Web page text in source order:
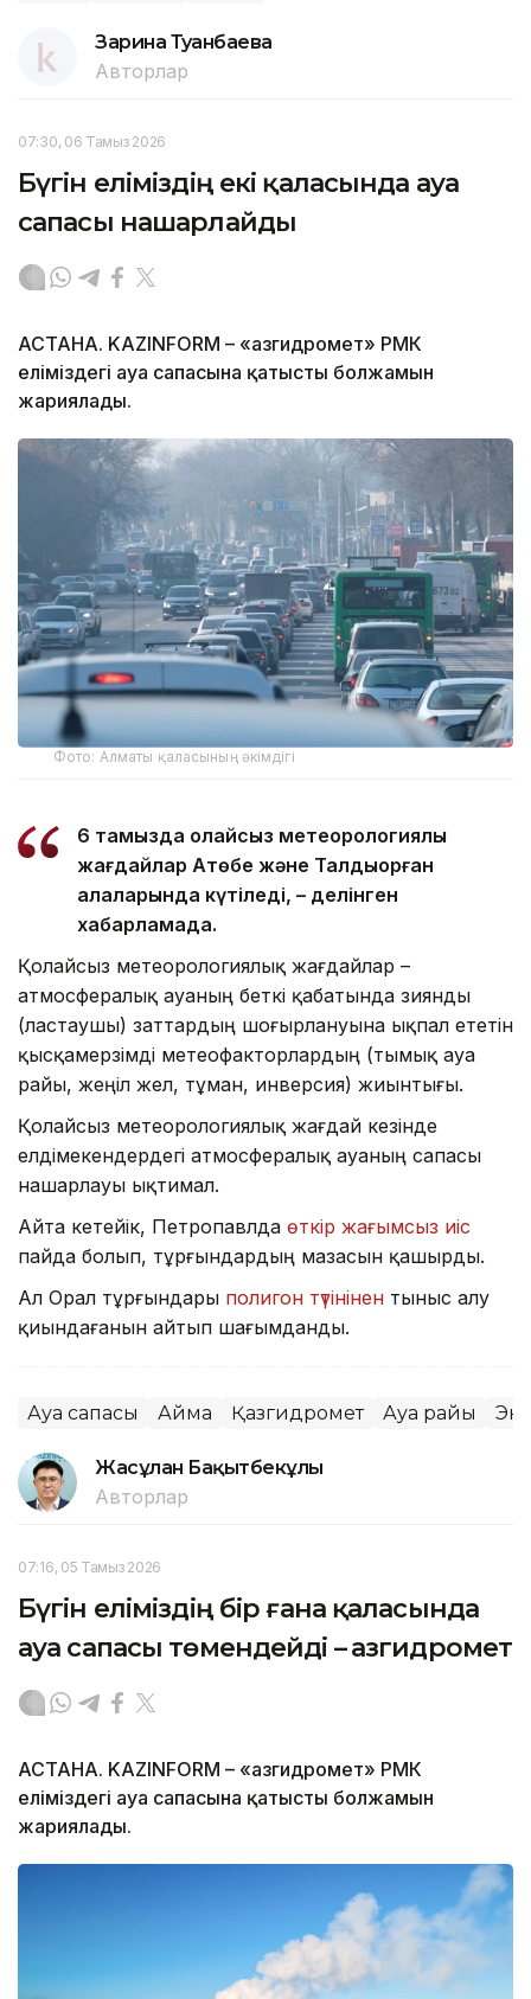
Зарина Туғанбаева
Авторлар
07:30, 06 Тамыз 2026
Бүгін еліміздің екі қаласында ауа
сапасы нашарлайды
АСТАНА. KAZINFORM – «Қазгидромет» РМК
еліміздегі ауа сапасына қатысты болжамын
жариялады.
Фото: Алматы қаласының әкімдігі
6 тамызда қолайсыз метеорологиялық
жағдайлар Ақтөбе және Талдықорған
қалаларында күтіледі, – делінген
хабарламада.
Қолайсыз метеорологиялық жағдайлар –
атмосфералық ауаның беткі қабатында зиянды
(ластаушы) заттардың шоғырлануына ықпал ететін
қысқамерзімді метеофакторлардың (тымық ауа
райы, жеңіл жел, тұман, инверсия) жиынтығы.
Қолайсыз метеорологиялық жағдай кезінде
елдімекендердегі атмосфералық ауаның сапасы
нашарлауы ықтимал.
Айта кетейік, Петропавлда өткір жағымсыз иіс
пайда болып, тұрғындардың мазасын қашырды.
Ал Орал тұрғындары полигон түтінінен тыныс алу
қиындағанын айтып шағымданды.
Ауа сапасы Аймақ Қазгидромет Ауа райы
Жасұлан Бақытбекұлы
Авторлар
07:16, 05 Тамыз 2026
Бүгін еліміздің бір ғана қаласында
ауа сапасы төмендейді – Қазгидромет
АСТАНА. KAZINFORM – «Қазгидромет» РМК
еліміздегі ауа сапасына қатысты болжамын
жариялады.